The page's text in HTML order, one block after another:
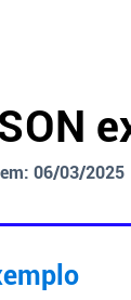
06/03/2025